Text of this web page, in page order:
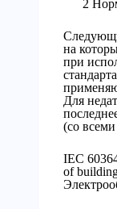
2
на
при
Для
(со
IEC
of